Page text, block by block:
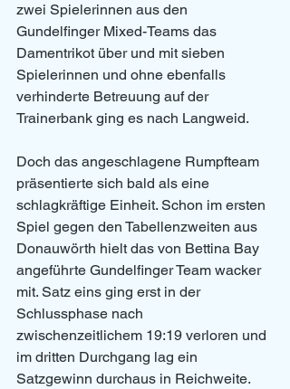
zwei Spielerinnen aus den
Gundelfinger Mixed-Teams das
Damentrikot über und mit sieben
Spielerinnen und ohne ebenfalls
verhinderte Betreuung auf der
Trainerbank ging es nach Langweid.
Doch das angeschlagene Rumpfteam
präsentierte sich bald als eine
schlagkräftige Einheit. Schon im ersten
Spiel gegen den Tabellenzweiten aus
Donauwörth hielt das von Bettina Bay
angeführte Gundelfinger Team wacker
mit. Satz eins ging erst in der
Schlussphase nach
zwischenzeitlichem 19:19 verloren und
im dritten Durchgang lag ein
Satzgewinn durchaus in Reichweite.